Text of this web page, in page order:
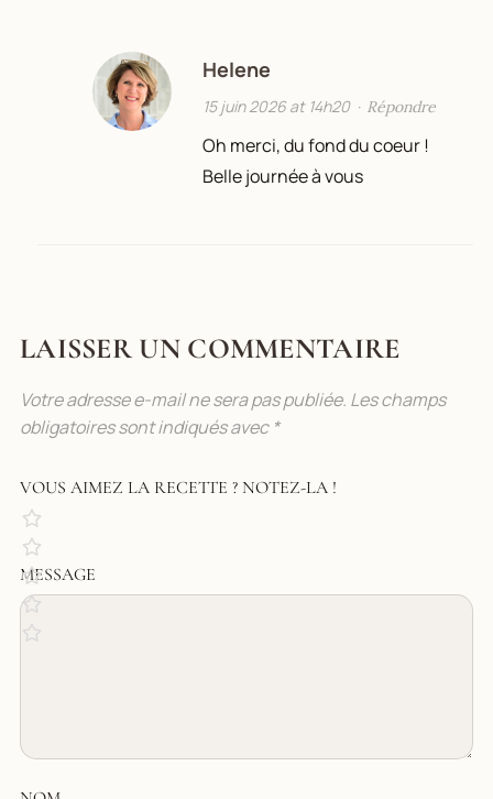
Helene
15 juin 2026 at 14h20· Répondre
Oh merci, du fond du coeur !
Belle journée à vous
LAISSER UN COMMENTAIRE
Votre adresse e-mail ne sera pas publiée. Les champs
obligatoires sont indiqués avec *
VOUS AIMEZ LA RECETTE ? NOTEZ-LA !
MESSAGE